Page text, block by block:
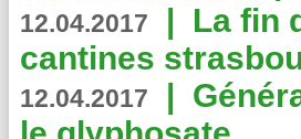
12.04.2017 | La fin
cantines
12.04.2017 |